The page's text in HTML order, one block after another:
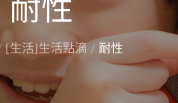
耐性
[生活]生活點滴 耐性